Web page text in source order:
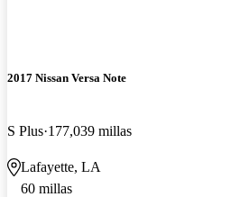
2017 Nissan Versa Note
S Plus 177,039 millas
Lafayette, LA
60 millas